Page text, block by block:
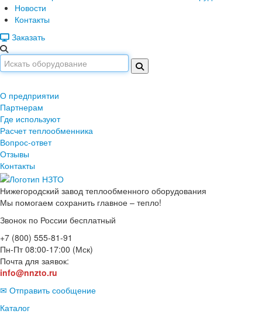
Новости
Контакты
Заказать
О предприятии
Партнерам
Где используют
Расчет теплообменника
Вопрос-ответ
Отзывы
Контакты
Нижегородский завод теплообменного оборудования
Мы помогаем сохранить главное – тепло!
Звонок по России бесплатный
+7 (800) 555-81-91
Пн-Пт 08:00-17:00 (Мск)
Почта для заявок:
info@nnzto.ru
✉ Отправить сообщение
Каталог